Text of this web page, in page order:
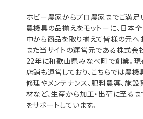
ホビー農家からプロ農家までご満
農機具の品揃えをモットーに、日本
中から商品を取り揃えて皆様の元へ
また当サイトの運営元である株式
22年に和歌山県みなべ町で創業。
店舗も運営しており、こちらでは農
修理やメンテナンス、肥料農薬、施
材など、生産から加工・出荷に至る
をサポートしています。